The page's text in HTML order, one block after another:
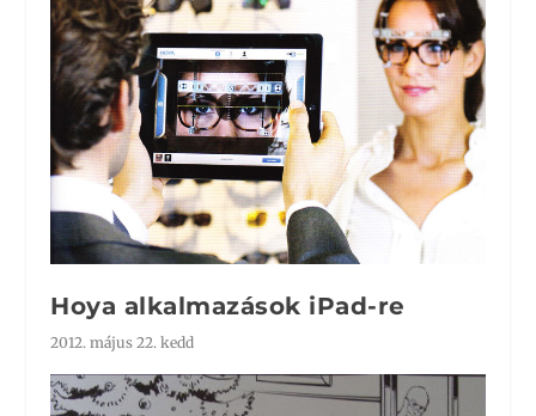
Hoya alkalmazások iPad-re
2012. május 22. kedd